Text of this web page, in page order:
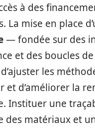
à des
La mise en place
— fondée sur des
et des boucles
les
et d’améliorer la
Instituer une
des matériaux et